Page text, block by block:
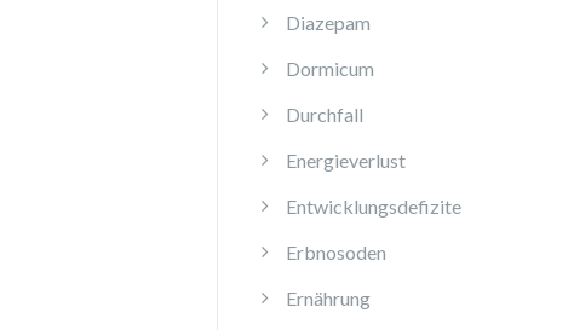
Diazepam
Dormicum
Durchfall
Energieverlust
Entwicklungsdefizite
Erbnosoden
Ernährung